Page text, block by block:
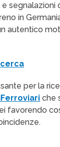
segnalazioni
in
autentico
per la
che
favorendo